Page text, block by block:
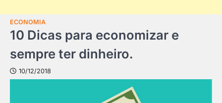
ECONOMIA
10 Dicas para economizar e
sempre ter dinheiro.
10/12/2018